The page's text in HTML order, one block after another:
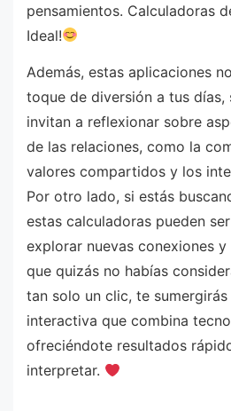
pensamientos. Calculadoras
Ideal!
Además, estas aplicaciones
toque de diversión a tus días,
invitan a reflexionar sobre
de las relaciones, como la
valores compartidos y los
Por otro lado, si estás
estas calculadoras pueden
explorar nuevas conexiones
que quizás no habías
tan solo un clic, te
interactiva que combina
ofreciéndote resultados
interpretar.